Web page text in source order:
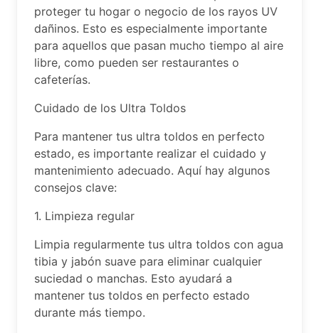
proteger tu hogar o negocio de los rayos UV
dañinos. Esto es especialmente importante
para aquellos que pasan mucho tiempo al aire
libre, como pueden ser restaurantes o
cafeterías.
Cuidado de los Ultra Toldos
Para mantener tus ultra toldos en perfecto
estado, es importante realizar el cuidado y
mantenimiento adecuado. Aquí hay algunos
consejos clave:
1. Limpieza regular
Limpia regularmente tus ultra toldos con agua
tibia y jabón suave para eliminar cualquier
suciedad o manchas. Esto ayudará a
mantener tus toldos en perfecto estado
durante más tiempo.